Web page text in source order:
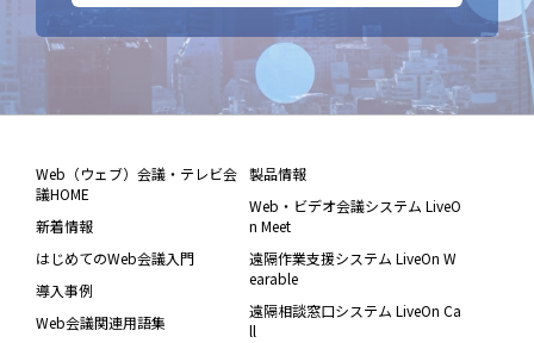
Web（ウェブ）会議・テレビ会
議HOME
新着情報
はじめてのWeb会議入門
導入事例
Web会議関連用語集
製品情報
Web・ビデオ会議システム LiveO
n Meet
遠隔作業支援システム LiveOn W
earable
遠隔相談窓口システム LiveOn Ca
ll